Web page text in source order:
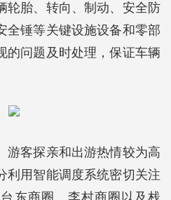
轮胎、转向、制动、安全防
全锤等关键设施设备和零部
的问题及时处理，保证车辆
游客探亲和出游热情较为高
利用智能调度系统密切关注
东商圈、李村商圈以及栈